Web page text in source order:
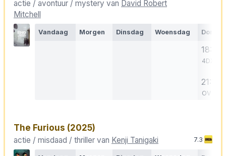
actie / avontuur / mystery van David Robert
Mitchell
Vandaag Morgen Dinsdag Woensdag
18:50
4DX
21:10
OV
The Furious (2025)
actie / misdaad / thriller van Kenji Tanigaki 7.3